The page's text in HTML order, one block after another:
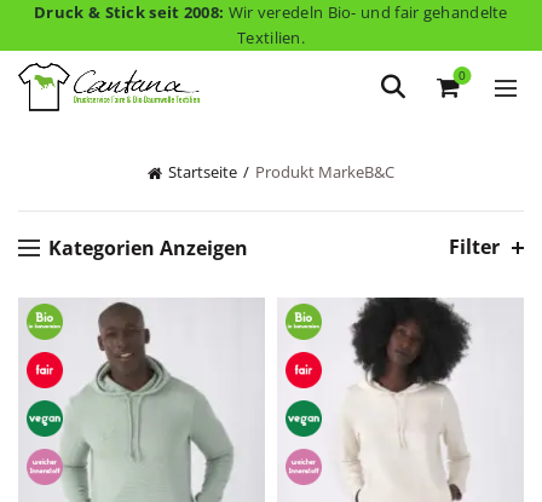
Druck & Stick seit 2008: Wir veredeln Bio- und fair gehandelte
Textilien.
0
Startseite Produkt MarkeB&C
Kategorien Anzeigen Filter